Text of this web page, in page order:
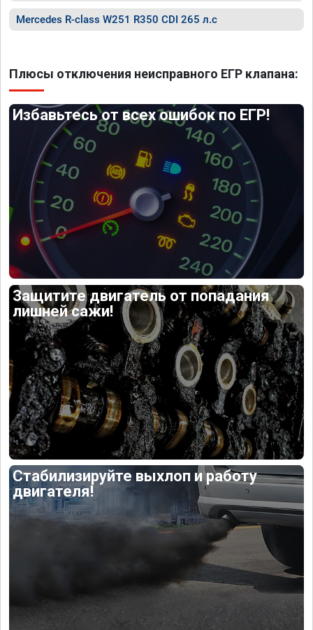
Mercedes R-class W251 R350 CDI 265 л.с
Плюсы отключения неисправного ЕГР клапана:
Избавьтесь от всех ошибок по ЕГР!
Защитите двигатель от попадания
лишней сажи!
Стабилизируйте выхлоп и работу
двигателя!